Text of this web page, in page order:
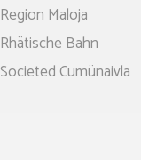
Region Maloja
Rhätische Bahn
Societed Cumünaivla